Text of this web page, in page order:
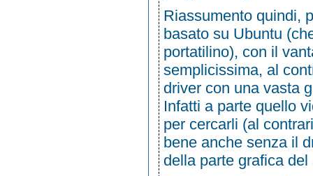
Riassumento quindi,
basato su Ubuntu
portatilino), con il
semplicissima, al
driver con una vasta
Infatti a parte quello
per cercarli (al
bene anche senza il
della parte grafica del